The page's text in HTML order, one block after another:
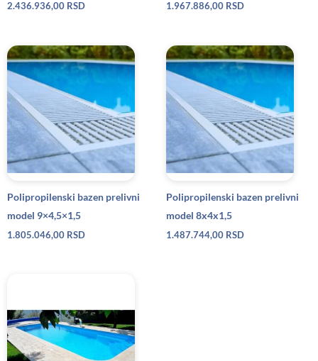
2.436.936,00 RSD 1.967.886,00 RSD
Polipropilenski bazen prelivni
model 9×4,5×1,5
1.805.046,00 RSD
Polipropilenski bazen prelivni
model 8x4x1,5
1.487.744,00 RSD